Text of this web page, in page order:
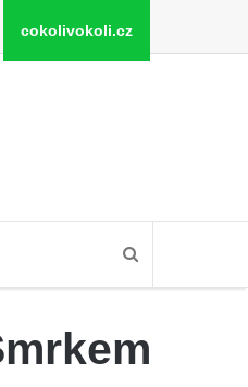
cokolivokoli.cz